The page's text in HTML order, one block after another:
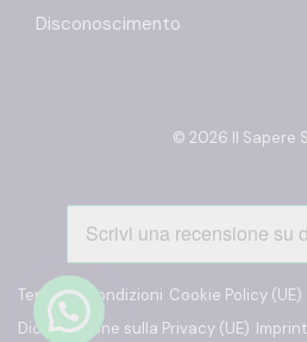
Disconoscimento
© 2026 Il Sapere
Termini e condizioni Cookie Policy (UE)
Dichiarazione sulla Privacy (UE) Imprint